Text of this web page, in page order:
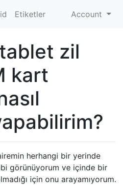
Etiketler Account
zil
kart
herhangi bir yerinde
görünüyorum ve içinde bir
için onu arayamıyorum.